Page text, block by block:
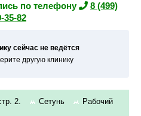
по телефону
8 (499)
35-82
сейчас не ведётся
другую клинику
2. Сетунь
Рабочий